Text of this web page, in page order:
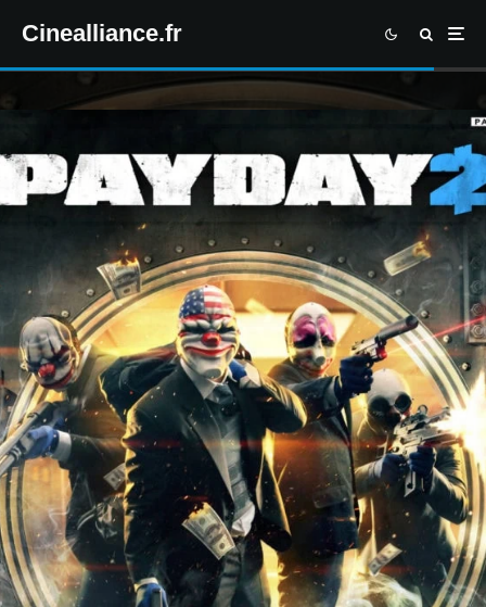
Cinealliance.fr